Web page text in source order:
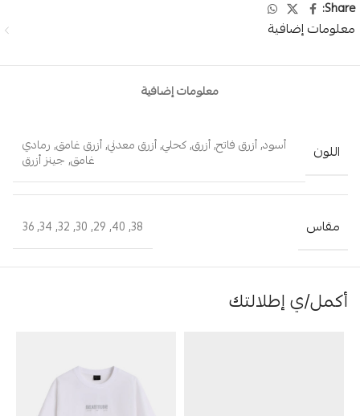
Share:
معلومات إضافية
معلومات إضافية
اللون أسود,أزرق فاتح,أزرق,كحلي,أزرق معدني,أزرق غامق, رمادي
غامق, جينز أزرق
مقاس 38
,
40
,
29
,
30
,
32
,
34
,
36
أكمل/ي إطلالتك